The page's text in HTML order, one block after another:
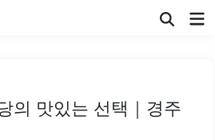
의 맛있는 선택｜경주